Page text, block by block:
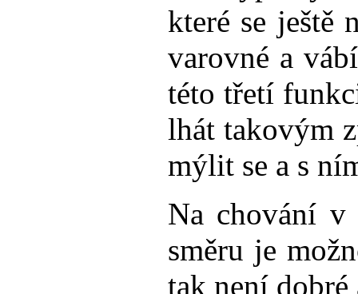
které se ještě
varovné a
této třetí
lhát takovým
mýlit se a s
Na chování v
směru je
tak není dobré